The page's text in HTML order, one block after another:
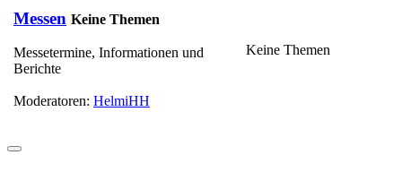
Messen Keine Themen
Messetermine, Informationen und
Berichte
Moderatoren: HelmiHH
Keine Themen